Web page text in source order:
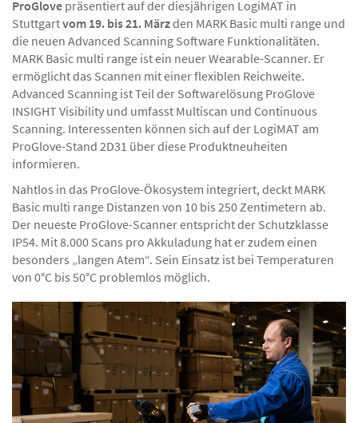
ProGlove präsentiert auf der diesjährigen LogiMAT in
Stuttgartvom 19. bis 21. Märzden MARK Basic multi range und
die neuen Advanced Scanning Software Funktionalitäten.
MARK Basic multi range ist ein neuer Wearable-Scanner. Er
ermöglicht das Scannen mit einer flexiblen Reichweite.
Advanced Scanning ist Teil der Softwarelösung ProGlove
INSIGHT Visibility und umfasst Multiscan und Continuous
Scanning. Interessenten können sich auf der LogiMAT am
ProGlove-Stand 2D31 über diese Produktneuheiten
informieren.
Nahtlos in das ProGlove-Ökosystem integriert, deckt MARK
Basic multi range Distanzen von 10 bis 250 Zentimetern ab.
Der neueste ProGlove-Scanner entspricht der Schutzklasse
IP54. Mit 8.000 Scans pro Akkuladung hat er zudem einen
besonders „langen Atem“. Sein Einsatz ist bei Temperaturen
von 0°C bis 50°C problemlos möglich.